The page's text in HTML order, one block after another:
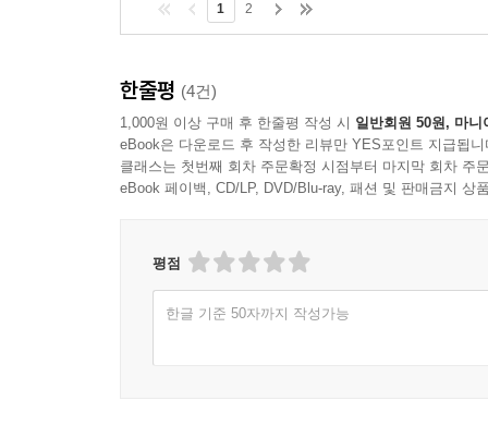
1 2
한줄평 (4건)
1,000원 이상 구매 후 한줄평 작성 시 일반회원 50원, 마니
eBook은 다운로드 후 작성한 리뷰만 YES포인트 지급됩니
클래스는 첫번째 회차 주문확정 시점부터 마지막 회차 주
eBook 페이백, CD/LP, DVD/Blu-ray, 패션 및 판매금지 상
평점
한글 기준 50자까지 작성가능